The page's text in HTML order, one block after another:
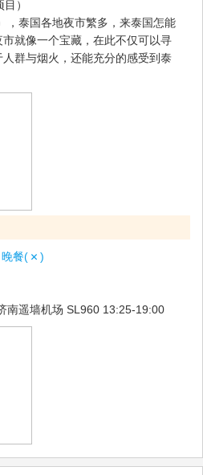
）
，泰国各地夜市繁多，来泰国怎能
就像一个宝藏，在此不仅可以寻
群与烟火，还能充分的感受到泰
餐(
)
参考航班：曼谷廊曼机场-济南遥墙机场 SL960 13:25-19:00